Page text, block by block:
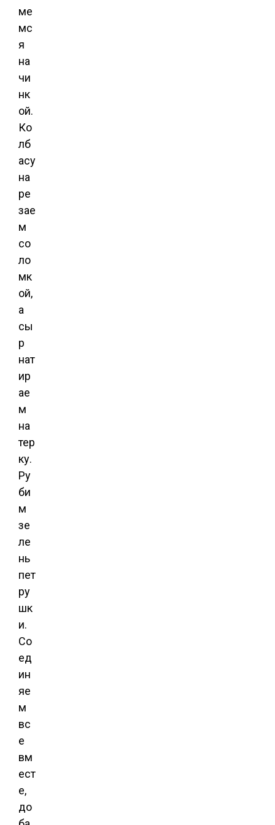
ме
мс
я
на
чи
нк
ой.
Ко
лб
асу
на
ре
зае
м
со
ло
мк
ой,
а
сы
р
нат
ир
ае
м
на
тер
ку.
Ру
би
м
зе
ле
нь
пет
ру
шк
и.
Со
ед
ин
яе
м
вс
е
вм
ест
е,
до